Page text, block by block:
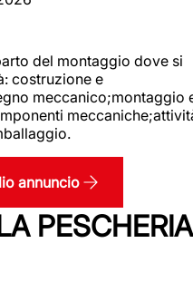
del montaggio dove si
costruzione e
meccanico;montaggio
annuncio
PESCHERIA